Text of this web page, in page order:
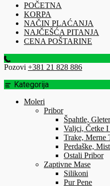
POČETNA
KORPA
NAČIN PLAĆANJA
NAJČEŠĆA PITANJA
CENA POŠTARINE
Pozovi +381 21 828 886
Kategorija
Moleri
Pribor
Špahtle,
Valjci, Četke
Trake, Merne
Perdaške,
Ostali Pribor
Zaptivne Mase
Silikoni
Pur Pene